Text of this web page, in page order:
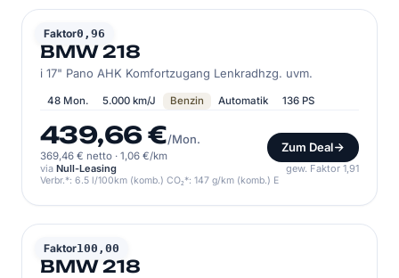
Faktor0,96
BMW
BMW 218
i 17" Pano AHK Komfortzugang Lenkradhzg. uvm.
48 Mon. 5.000 km/J Benzin Automatik 136 PS
439,66 €/Mon.
369,46 € netto · 1,06 €/km
Zum Deal
via Null-Leasing gew. Faktor 1,91
Verbr.*: 6.5 l/100km (komb.) CO₂*: 147 g/km (komb.) E
Faktor100,00
BMW
BMW 218